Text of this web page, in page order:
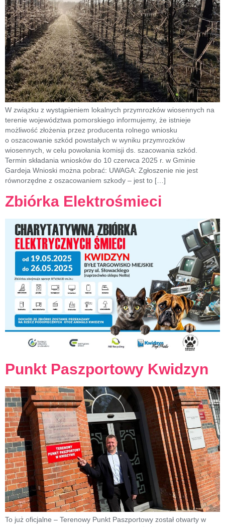
W związku z wystąpieniem lokalnych przymrozków wiosennych na
terenie województwa pomorskiego informujemy, że istnieje
możliwość złożenia przez producenta rolnego wniosku
o oszacowanie szkód powstałych w wyniku przymrozków
wiosennych, w celu powołania komisji ds. szacowania szkód.
Termin składania wniosków do 10 czerwca 2025 r. w Gminie
Gardeja Wnioski można pobrać: UWAGA: Zgłoszenie nie jest
równorzędne z oszacowaniem szkody – jest to […]
Zbiórka Elektrośmieci
Punkt Paszportowy Kwidzyn
To już oficjalne – Terenowy Punkt Paszportowy został otwarty w